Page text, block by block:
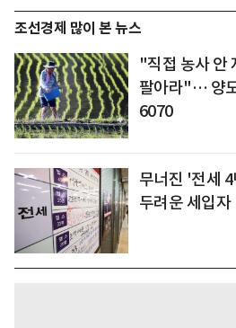
조선경제 많이 본 뉴스
"직접 농사 안
팔아라"… 양
6070
무너진 '전세
두려운 세입자